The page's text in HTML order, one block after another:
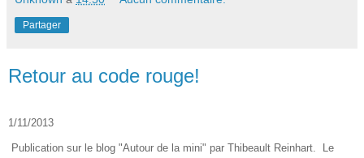
Partager
Retour au code rouge!
1/11/2013
Publication sur le blog "Autour de la mini" par Thibeault Reinhart. Le